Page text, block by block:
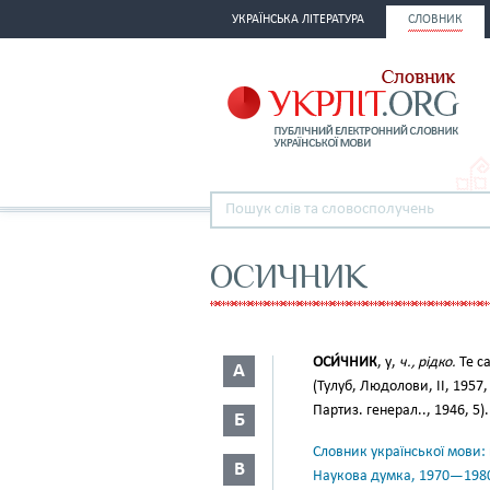
УКРАЇНСЬКА ЛІТЕРАТУРА СЛОВНИК
ОСИЧНИК
А
Б
В
ОСИ́ЧНИК, у, ч., рідко. Те
(Тулуб, Людолови, II, 1957,
Партиз. генерал.., 1946, 5).
Словник української
Наукова думка,